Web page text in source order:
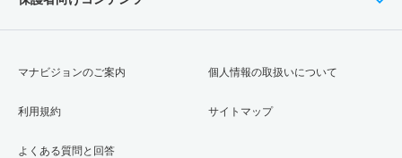
マナビジョンのご案内
利用規約
よくある質問と回答
個人情報の取扱いについて
サイトマップ